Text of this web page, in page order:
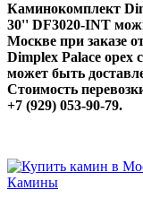
Каминокомплект
30'' DF3020-INT
Москве при заказе
Dimplex Palace орех
может быть
Стоимость
+7 (929) 053-90-79.
Камины